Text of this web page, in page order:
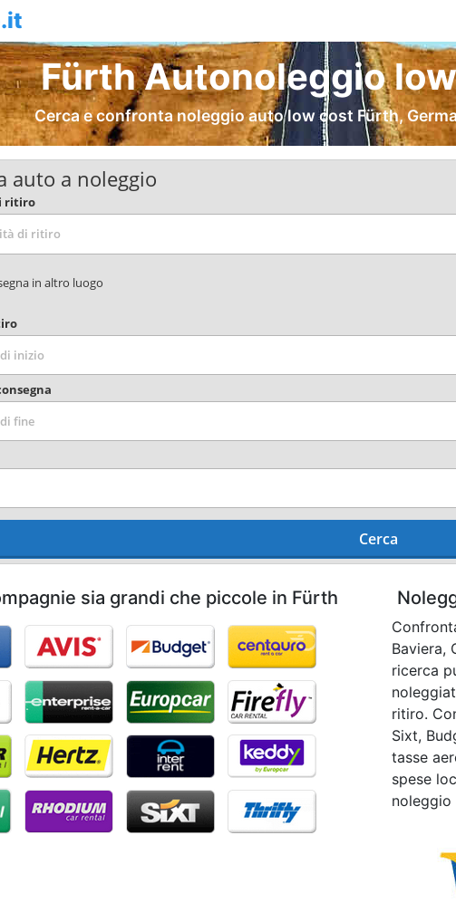
Fürth Autonoleggio
Cerca e confronta noleggio auto low cost Fürth,
auto a noleggio
ritiro
in altro luogo
Cerca
sia grandi che piccole in Fürth
Baviera,
ricerca
ritiro.
Sixt,
tasse
spese
noleggio